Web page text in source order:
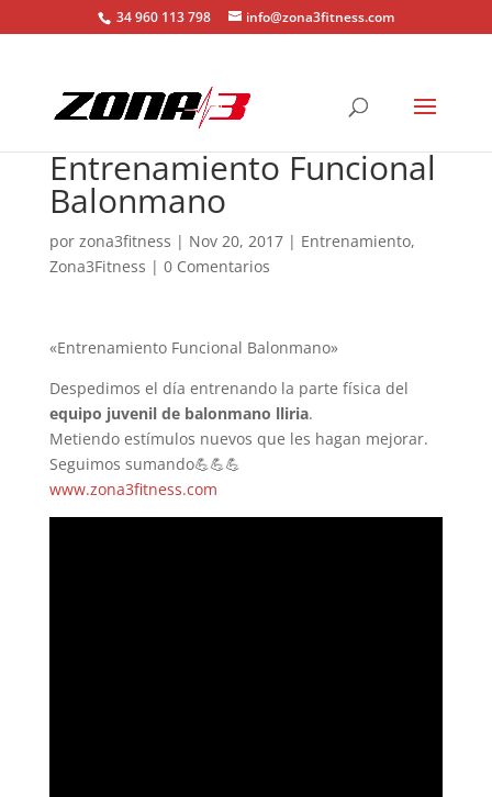
34 960 113 798 info@zona3fitness.com
Entrenamiento Funcional
Balonmano
por zona3fitness | Nov 20, 2017| Entrenamiento,
Zona3Fitness | 0 Comentarios
«Entrenamiento Funcional Balonmano»
Despedimos el día entrenando la parte física del
equipo juvenil de balonmano lliria.
Metiendo estímulos nuevos que les hagan mejorar.
Seguimos sumando💪💪💪
www.zona3fitness.com